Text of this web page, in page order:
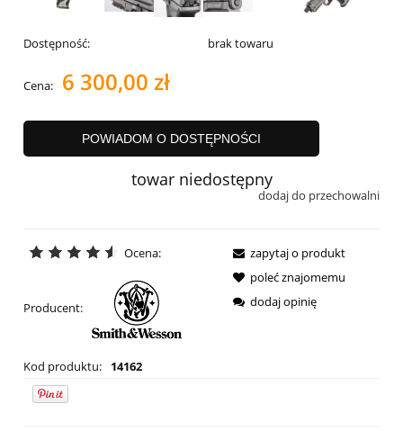
Dostępność: brak towaru
Cena: 6 300,00 zł
POWIADOM O DOSTĘPNOŚCI
towar niedostępny
dodaj do przechowalni
Ocena:
Producent:
Kod produktu: 14162
zapytaj o produkt
poleć znajomemu
dodaj opinię